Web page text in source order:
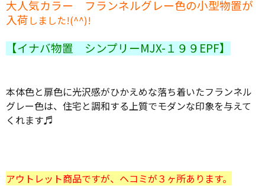
大人気カラー フランネルグレー色の小型物置が
入荷しました!(^^)!
【イナバ物置 シンプリーMJX-１９９EPF】
本体色と扉色に光沢感がひかえめな落ち着いたフランネル
グレー色は、住宅と調和する上質でモダンな印象を与えて
くれます♬
アウトレット商品ですが、ヘコミが３ヶ所あります。